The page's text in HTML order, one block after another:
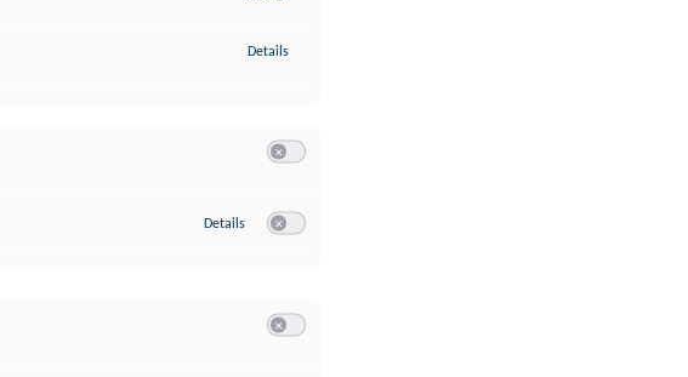
Details
Details zu Google Analytics